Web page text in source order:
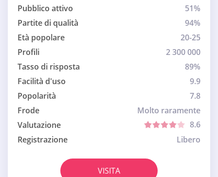
Pubblico attivo
51%
Partite di qualità
94%
Età popolare
20-25
Profili
2 300 000
Tasso di risposta
89%
Facilità d'uso
9.9
Popolarità
7.8
Frode
Molto raramente
Valutazione
8.6
Registrazione
Libero
VISITA